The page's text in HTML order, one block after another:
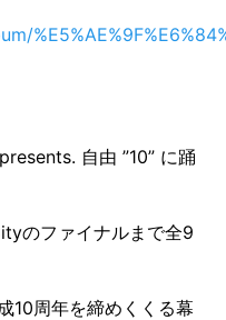
自由 ”10” に踊
のファイナルまで全9
10周年を締めくくる幕